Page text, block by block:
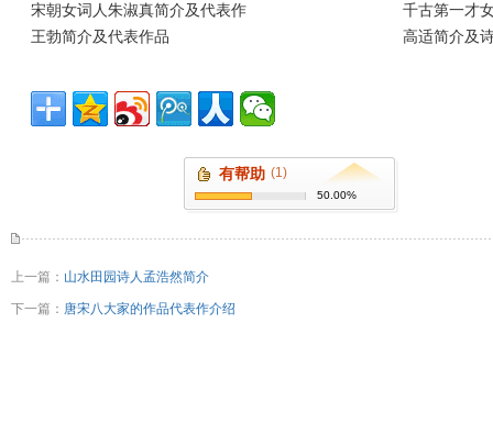
宋朝女词人朱淑真简介及代表作
千古第一才
王勃简介及代表作品
高适简介及
有帮助 (1)
50.00%
上一篇： 山水田园诗人孟浩然简介
下一篇： 唐宋八大家的作品代表作介绍